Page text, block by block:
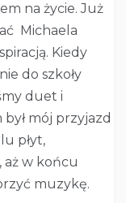
na życie. Już
Michaela
Kiedy
do szkoły
duet i
był mój przyjazd
płyt,
aż w końcu
muzykę.